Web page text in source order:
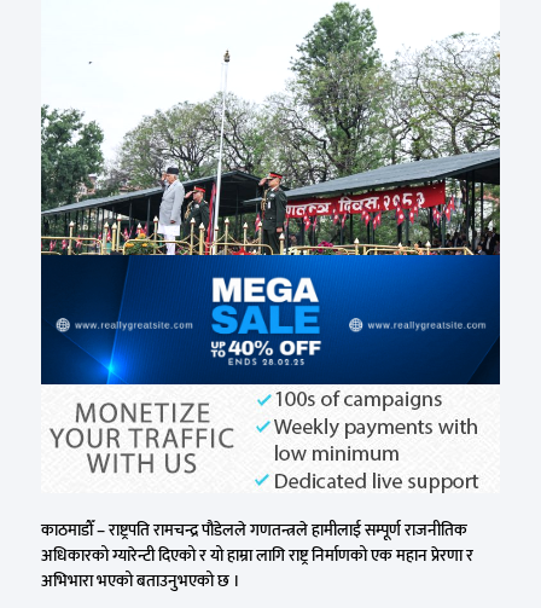
काठमाडौँ – राष्ट्रपति रामचन्द्र पौडेलले गणतन्त्रले हामीलाई सम्पूर्ण राजनीतिक
अधिकारको ग्यारेन्टी दिएको र यो हाम्रा लागि राष्ट्र निर्माणको एक महान प्रेरणा र
अभिभारा भएको बताउनुभएको छ ।